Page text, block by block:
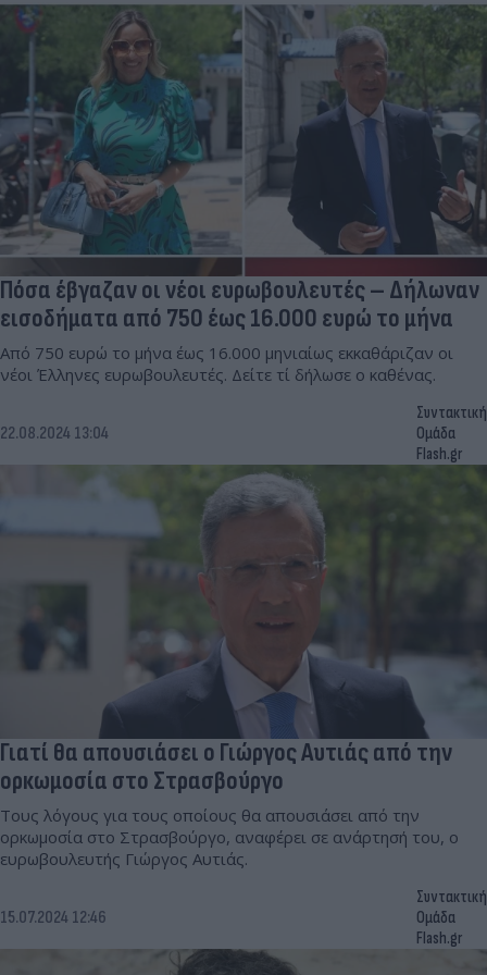
Πόσα έβγαζαν οι νέοι ευρωβουλευτές – Δήλωναν
εισοδήματα από 750 έως 16.000 ευρώ το μήνα
Από 750 ευρώ το μήνα έως 16.000 μηνιαίως εκκαθάριζαν οι
νέοι Έλληνες ευρωβουλευτές. Δείτε τί δήλωσε ο καθένας.
22.08.2024 13:04
Συντακτική
Ομάδα
Flash.gr
Γιατί θα απουσιάσει ο Γιώργος Αυτιάς από την
ορκωμοσία στο Στρασβούργο
Τους λόγους για τους οποίους θα απουσιάσει από την
ορκωμοσία στο Στρασβούργο, αναφέρει σε ανάρτησή του, ο
ευρωβουλευτής Γιώργος Αυτιάς.
15.07.2024 12:46
Συντακτική
Ομάδα
Flash.gr